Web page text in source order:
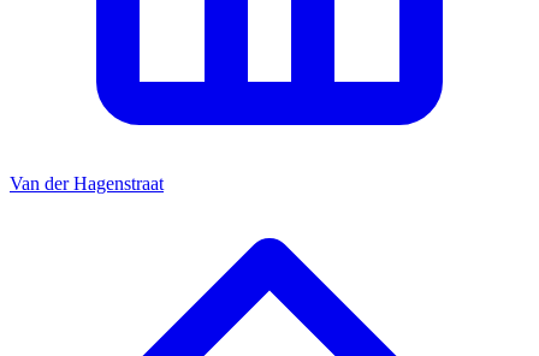
Van der Hagenstraat